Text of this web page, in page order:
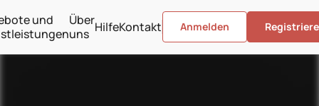
und
Über
uns HilfeKontakt Anmelden